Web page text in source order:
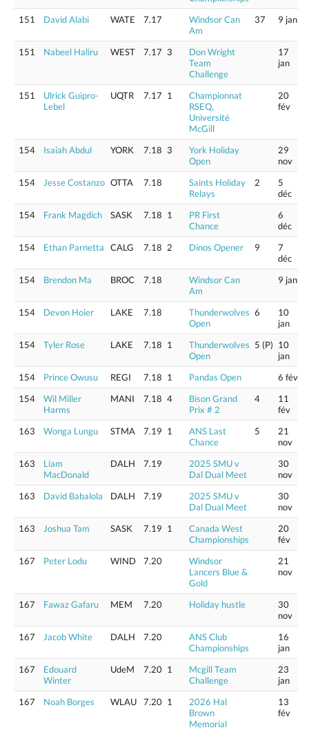
151 David Alabi WATE 7.17
Windsor Can
Am
37 9 jan
151 Nabeel Haliru WEST 7.17 3
Don Wright
Team
Challenge
17
jan
151
Ulrick Guipro-
Lebel
UQTR 7.17 1
Championnat
RSEQ,
Université
McGill
20
fév
154 Isaiah Abdul YORK 7.18 3
York Holiday
Open
29
nov
154
Jesse Costanzo OTTA 7.18
Saints Holiday
Relays
2
5
déc
154
Frank Magdich SASK 7.18 1
PR First
Chance
6
déc
154
Ethan Parnetta CALG 7.18 2 Dinos Opener 9
7
déc
154
Brendon Ma BROC 7.18
Windsor Can
Am
9 jan
154 Devon Hoier LAKE 7.18
Thunderwolves
Open
6
10
jan
154
Tyler Rose LAKE 7.18 1
Thunderwolves
Open
5 (P) 10
jan
154
Prince Owusu REGI 7.18 1 Pandas Open
6 fév
154
Wil Miller
Harms
MANI 7.18 4
Bison Grand
Prix # 2
4
11
fév
163
Wonga Lungu STMA 7.19 1
ANS Last
Chance
5
21
nov
163
Liam
MacDonald
DALH 7.19
2025 SMU v
Dal Dual Meet
30
nov
163
David Babalola DALH 7.19
2025 SMU v
Dal Dual Meet
30
nov
163
Joshua Tam SASK 7.19 1
Canada West
Championships
20
fév
167
Peter Lodu WIND 7.20
Windsor
Lancers Blue &
Gold
21
nov
167 Fawaz Gafaru MEM 7.20 Holiday hustle
30
nov
167
Jacob White DALH 7.20
ANS Club
Championships
16
jan
167
Edouard
Winter
UdeM 7.20 1
Mcgill Team
Challenge
23
jan
167
Noah Borges WLAU 7.20 1
2026 Hal
Brown
Memorial
13
fév